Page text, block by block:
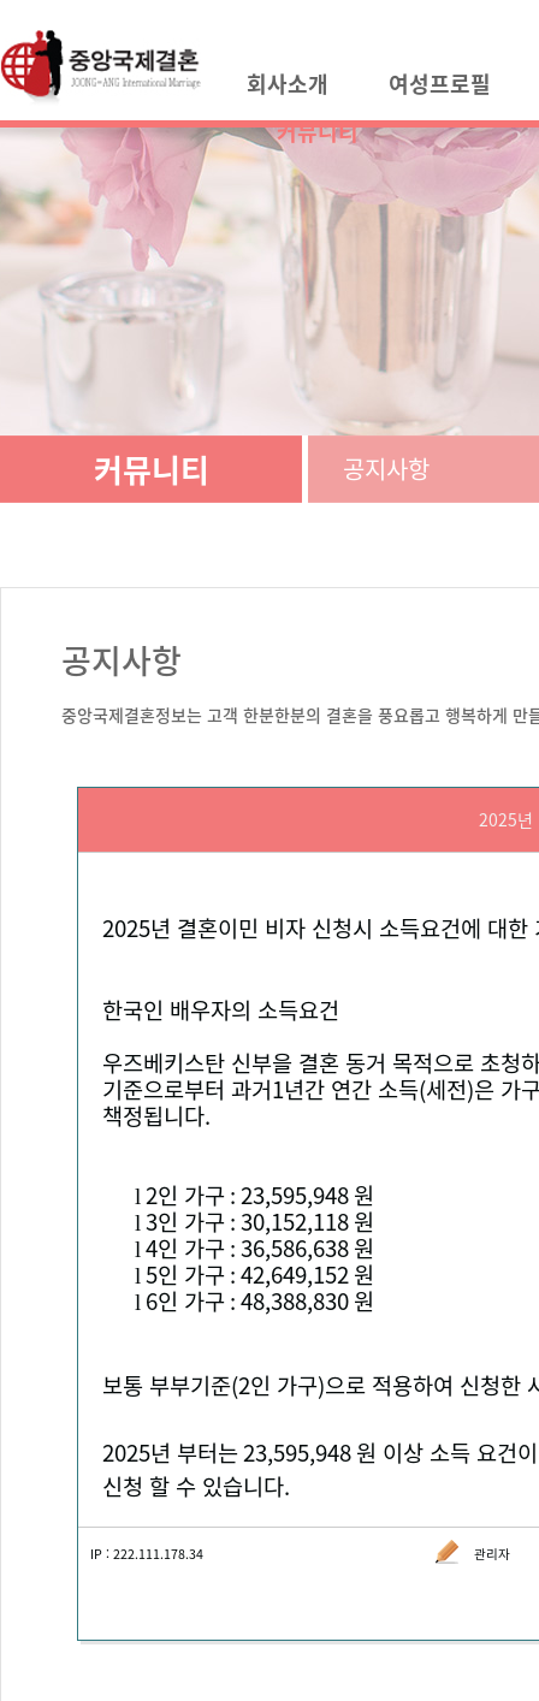
회사소개
여성프로필
커뮤니티
커뮤니티 공지사항
공지사항
중앙국제결혼정보는 고객 한분한분의 결혼을 풍요롭고 행복하게
2025년
2025년 결혼이민 비자 신청시 소득요건에 대한
한국인 배우자의 소득요건
우즈베키스탄 신부을 결혼 동거 목적으로 초청
기준으로부터 과거1년간 연간 소득(세전)은 가
책정됩니다.
l 2인 가구: 23,595,948원
l 3인 가구: 30,152,118원
l 4인 가구: 36,586,638원
l 5인 가구: 42,649,152원
l 6인 가구: 48,388,830원
보통 부부기준(2인 가구)으로 적용하여 신청한
2025년 부터는23,595,948원 이상 소득 요건
신청 할 수 있습니다.
IP : 222.111.178.34 관리자